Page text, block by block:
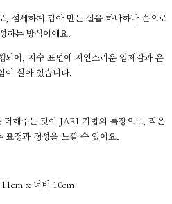
, 섬세하게 감아 만든 실을 하나하나 손으로
하는 방식이에요.
되어, 자수 표면에 자연스러운 입체감과 은
이 살아 있습니다.
더해주는 것이 JARI 기법의 특징으로, 작은
표정과 정성을 느낄 수 있어요.
11cm x 너비 10cm